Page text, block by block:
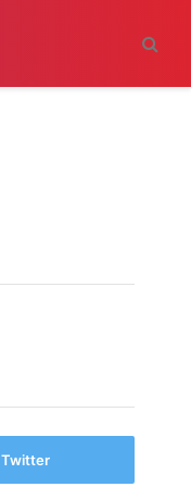
Twitter